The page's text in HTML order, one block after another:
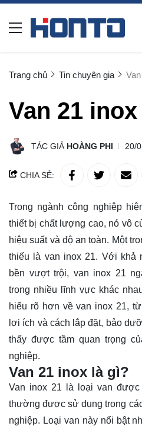
Trang chủ Tin chuyên gia
Van 21 inox
TÁC GIẢ HOÀNG PHI 20/
CHIA SẺ:
Trong ngành công nghiệp
thiết bị chất lượng cao, nó vô
hiệu suất và độ an toàn. Một
thiếu là van inox 21. Với khả
bền vượt trội, van inox 21
trong nhiều lĩnh vực khác
hiểu rõ hơn về van inox 21,
lợi ích và cách lắp đặt, bảo
thấy được tầm quan trọng
nghiệp.
Van 21 inox là gì?
Van inox 21 là loại van
thường được sử dụng trong
nghiệp. Loại van này nổi bật